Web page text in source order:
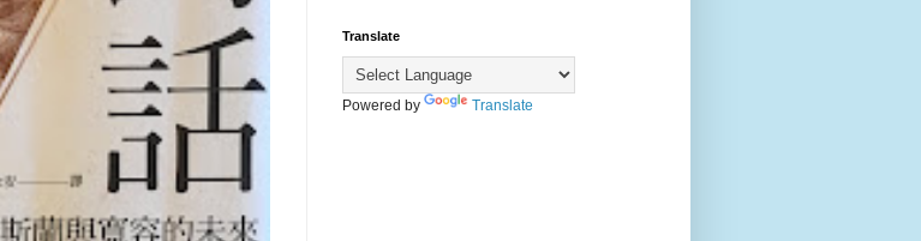
Translate
Powered by Translate